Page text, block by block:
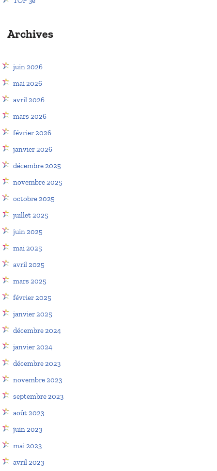
Archives
juin 2026
mai 2026
avril 2026
mars 2026
février 2026
janvier 2026
décembre 2025
novembre 2025
octobre 2025
juillet 2025
juin 2025
mai 2025
avril 2025
mars 2025
février 2025
janvier 2025
décembre 2024
janvier 2024
décembre 2023
novembre 2023
septembre 2023
août 2023
juin 2023
mai 2023
avril 2023